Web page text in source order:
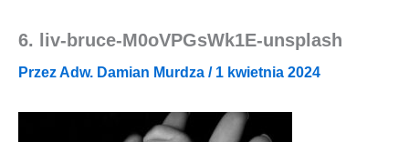
6. liv-bruce-M0oVPGsWk1E-unsplash
PrzezAdw. Damian Murdza / 1 kwietnia 2024